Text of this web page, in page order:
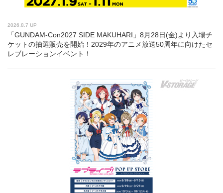
2026.8.7 UP
「GUNDAM-Con2027 SIDE MAKUHARI」8月28日(金)より入場チ
ケットの抽選販売を開始！2029年のアニメ放送50周年に向けたセ
レブレーションイベント！